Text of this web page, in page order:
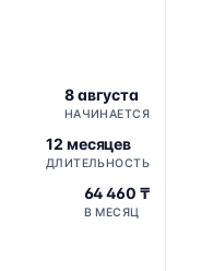
8 августа
НАЧИНАЕТСЯ
12 месяцев
ДЛИТЕЛЬНОСТЬ
64 460 ₸
В МЕСЯЦ